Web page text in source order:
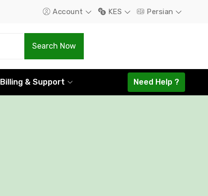
Account KES Persian
Search Now
.Com .Net
Billing & Support Need Help ?